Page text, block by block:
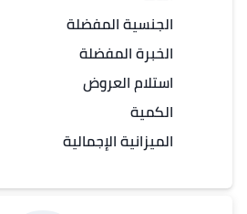
الجنسية المفضلة
الخبرة المفضلة
استلام العروض
الكمية
الميزانية الإجمالية